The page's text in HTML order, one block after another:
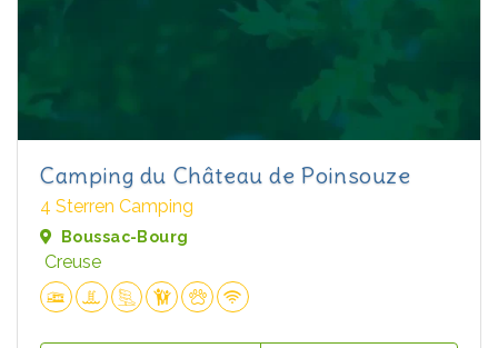
Camping du Château de Poinsouze
4 Sterren Camping
Boussac-Bourg
Creuse